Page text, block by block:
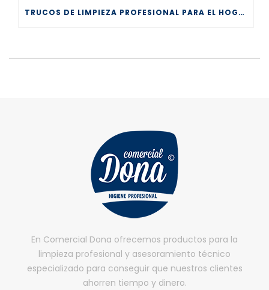
TRUCOS DE LIMPIEZA PROFESIONAL PARA EL HOGAR
En Comercial Dona ofrecemos productos para la
limpieza profesional y asesoramiento técnico
especializado para conseguir que nuestros clientes
ahorren tiempo y dinero.